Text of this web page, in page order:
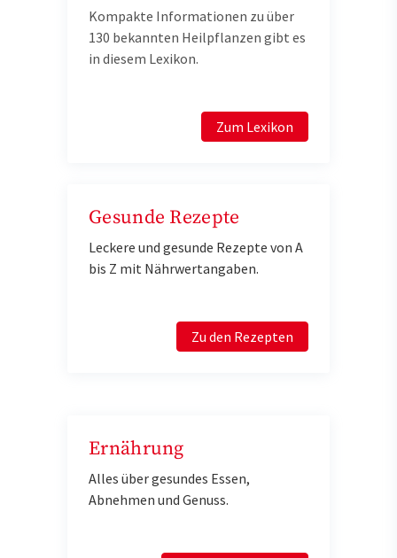
Kompakte Informationen zu über
130 bekannten Heilpflanzen gibt es
in diesem Lexikon.
Zum Lexikon
Gesunde Rezepte
Leckere und gesunde Rezepte von A
bis Z mit Nährwertangaben.
Zu den Rezepten
Ernährung
Alles über gesundes Essen,
Abnehmen und Genuss.